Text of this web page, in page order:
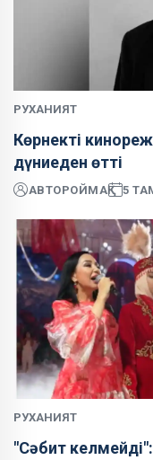
РУХАНИЯТ
Көрнекті
дүниеден өтті
АВТОРОЙМАҚ 5
РУХАНИЯТ
"Сәбит